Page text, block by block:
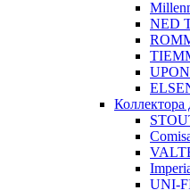
NED
Коллектора
UNI-